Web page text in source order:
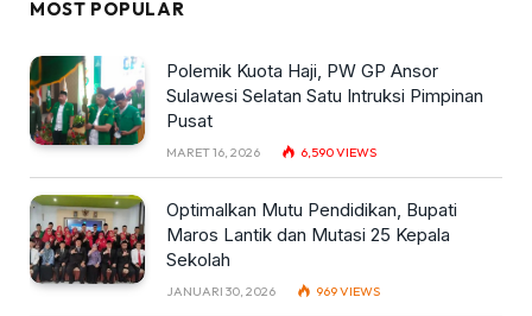
MOST POPULAR
Polemik Kuota Haji, PW GP Ansor
Sulawesi Selatan Satu Intruksi Pimpinan
Pusat
MARET 16, 2026 6,590VIEWS
Optimalkan Mutu Pendidikan, Bupati
Maros Lantik dan Mutasi 25 Kepala
Sekolah
JANUARI 30, 2026 969VIEWS